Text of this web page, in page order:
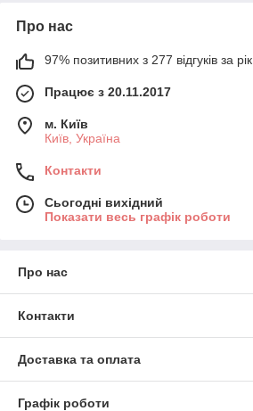
Про нас
97% позитивних з 277 відгуків за рік
Працює з 20.11.2017
м. Київ
Київ, Україна
Контакти
Сьогодні вихідний
Показати весь графік роботи
Про нас
Контакти
Доставка та оплата
Графік роботи